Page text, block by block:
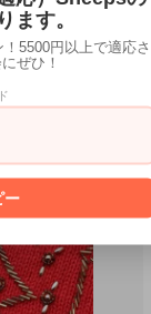
ます。
5500円以上で適応さ
ぜひ！
ー